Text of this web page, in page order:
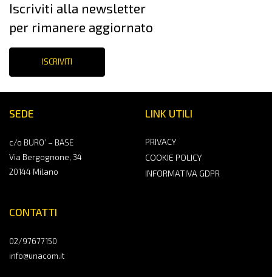
SEDE
c/o BURO’ – BASE
Via Bergognone, 34
20144 Milano
CONTATTI
02/97677150
info@unacom.it
LINK UTILI
PRIVACY
COOKIE POLICY
INFORMATIVA GDPR
Iscriviti alla newsletter
per rimanere aggiornato
ISCRIVITI